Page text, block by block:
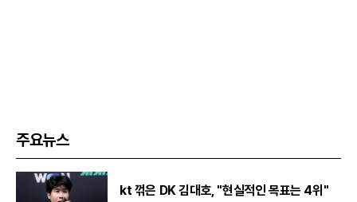
주요뉴스
kt 꺾은 DK 김대호, "현실적인 목표는 4위"